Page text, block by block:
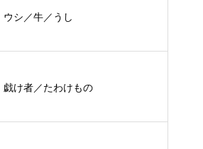
ウシ／牛／うし
戯け者／たわけもの